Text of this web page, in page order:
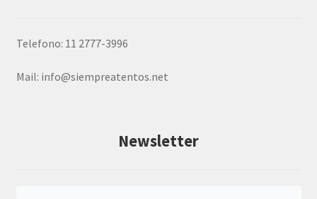
Telefono: 11 2777-3996
Mail: info@siempreatentos.net
Newsletter